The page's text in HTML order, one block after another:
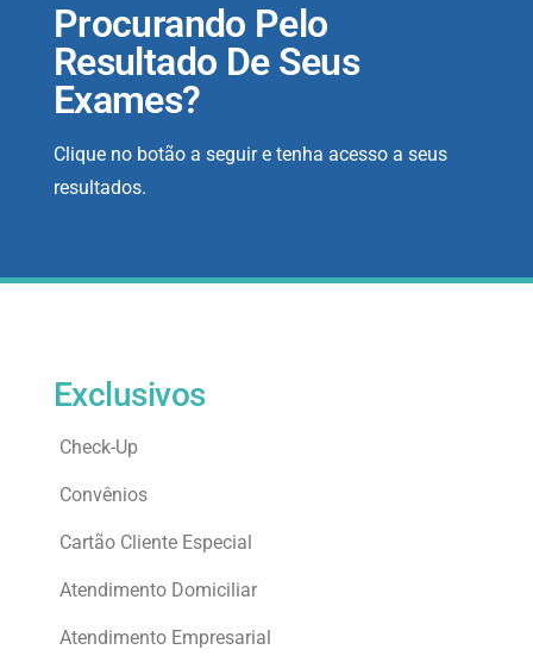
Procurando Pelo
Resultado De Seus
Exames?
Clique no botão a seguir e tenha acesso a seus
resultados.
Exclusivos
Check-Up
Convênios
Cartão Cliente Especial
Atendimento Domiciliar
Atendimento Empresarial